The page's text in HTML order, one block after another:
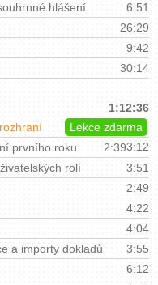
hlášení
6:51
26:29
9:42
30:14
1:12:36
Lekce zdarma
3:12
prvního roku
2:39
rolí
3:51
2:49
4:22
4:04
a importy dokladů
3:55
6:12